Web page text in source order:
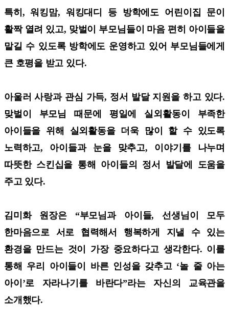
특히, 워킹맘, 워킹대디 등 방학에도 어린이집 문이
활짝 열려 있고, 맞벌이 부모님들이 마음 편히 아이들을
맡길 수 있도록 방학에도 운영하고 있어 부모님들에게
큰 호평을 받고 있다.
아울러 사랑과 관심 가득, 정서 발달 지원을 하고 있다.
맞벌이 부모님 때문에 평일에 실외활동이 부족한
아이들을 위해 실외활동을 더욱 많이 할 수 있도록
노력하고, 아이들과 눈을 맞추고, 이야기를 나누며
따뜻한 스킨십을 통해 아이들의 정서 발달에 도움을
주고 있다.
김미화 원장은 “부모님과 아이들, 선생님이 모두
한마음으로 서로 협력해서 행복하게 지낼 수 있는
환경을 만드는 것이 가장 중요하다고 생각한다. 이를
통해 우리 아이들이 바른 인성을 갖추고 ‘놀 줄 아는
아이’로 자라나기를 바란다”라는 자신의 교육관을
소개했다.